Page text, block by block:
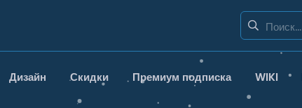
Дизайн Скидки Премиум подписка WIKI